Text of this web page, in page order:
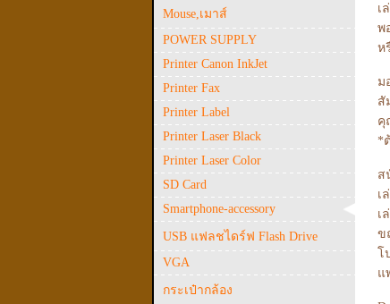
Mouse,เมาส์
POWER SUPPLY
Printer Canon InkJet
Printer Fax
Printer Label
Printer Laser Black
Printer Laser Color
SD Card
Smartphone-accessory
USB แฟลชไดร์ฟ Flash Drive
VGA
กระเป๋ากล้อง
เ
พ
ห
ม
สั
คุ
*
ส
เ
เ
ข
โ
แ